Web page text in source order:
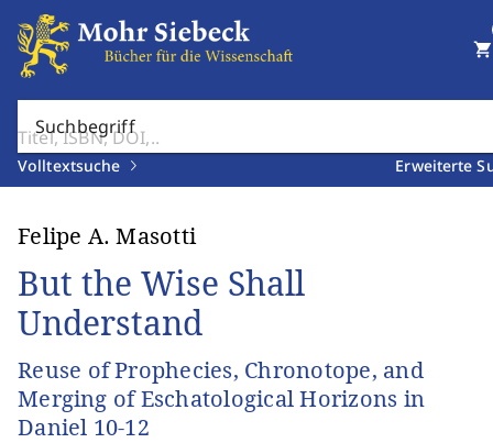
Suchbegriff
Volltextsuche Erweiterte
shopping_cart
Felipe A. Masotti
But the Wise Shall
Understand
Reuse of Prophecies, Chronotope, and
Merging of Eschatological Horizons in
Daniel 10-12